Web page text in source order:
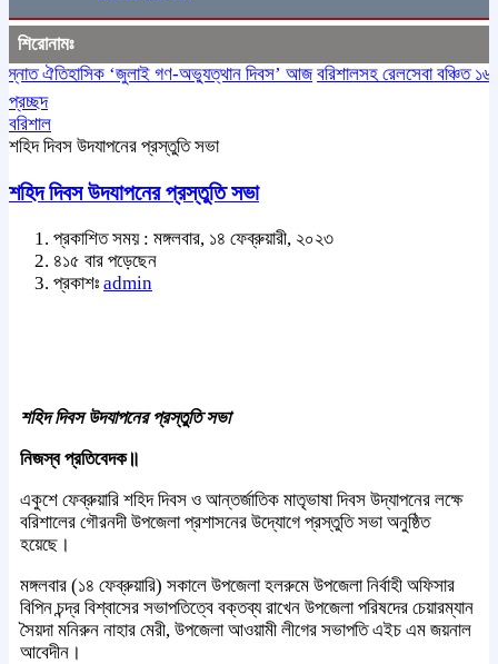
শিরোনামঃ
ঐতিহাসিক ‌‘জুলাই গণ-অভ্যুত্থান দিবস’ আজ বরিশালসহ রেলসেবা বঞ্চিত ১৬
প্রচ্ছদ
বরিশাল
শহিদ দিবস উদযাপনের প্রস্তুতি সভা
শহিদ দিবস উদযাপনের প্রস্তুতি সভা
প্রকাশিত সময় : মঙ্গলবার, ১৪ ফেব্রুয়ারী, ২০২৩
৪১৫ বার পড়েছেন
প্রকাশঃ admin
শহিদ দিবস উদযাপনের প্রস্তুতি সভা
নিজস্ব প্রতিবেদক॥
একুশে ফেব্রুয়ারি শহিদ দিবস ও আন্তর্জাতিক মাতৃভাষা দিবস উদ্যাপনের লক্ষে
বরিশালের গৌরনদী উপজেলা প্রশাসনের উদ্যোগে প্রস্তুতি সভা অনুষ্ঠিত
হয়েছে।
মঙ্গলবার (১৪ ফেব্রুয়ারি) সকালে উপজেলা হলরুমে উপজেলা নির্বাহী অফিসার
বিপিন চন্দ্র বিশ্বাসের সভাপতিত্বে বক্তব্য রাখেন উপজেলা পরিষদের চেয়ারম্যান
সৈয়দা মনিরুন নাহার মেরী, উপজেলা আওয়ামী লীগের সভাপতি এইচ এম জয়নাল
আবেদীন।